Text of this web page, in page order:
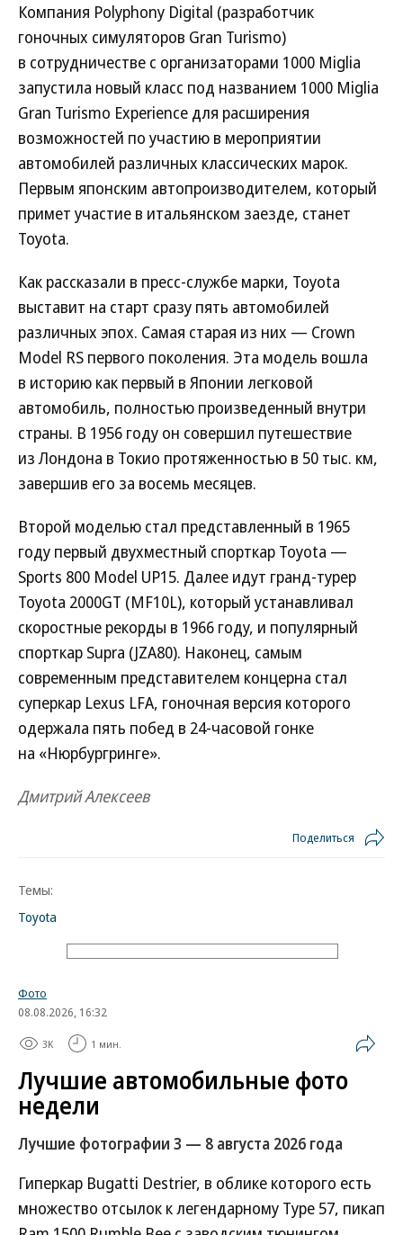
Компания Polyphony Digital (разработчик
гоночных симуляторов Gran Turismo)
в сотрудничестве с организаторами 1000 Miglia
запустила новый класс под названием 1000 Miglia
Gran Turismo Experience для расширения
возможностей по участию в мероприятии
автомобилей различных классических марок.
Первым японским автопроизводителем, который
примет участие в итальянском заезде, станет
Toyota.
Как рассказали в пресс-службе марки, Toyota
выставит на старт сразу пять автомобилей
различных эпох. Самая старая из них — Crown
Model RS первого поколения. Эта модель вошла
в историю как первый в Японии легковой
автомобиль, полностью произведенный внутри
страны. В 1956 году он совершил путешествие
из Лондона в Токио протяженностью в 50 тыс. км,
завершив его за восемь месяцев.
Второй моделью стал представленный в 1965
году первый двухместный спорткар Toyota —
Sports 800 Model UP15. Далее идут гранд-турер
Toyota 2000GT (MF10L), который устанавливал
скоростные рекорды в 1966 году, и популярный
спорткар Supra (JZA80). Наконец, самым
современным представителем концерна стал
суперкар Lexus LFA, гоночная версия которого
одержала пять побед в 24-часовой гонке
на «Нюрбургринге».
Дмитрий Алексеев
Поделиться
Темы:
Toyota
Фото